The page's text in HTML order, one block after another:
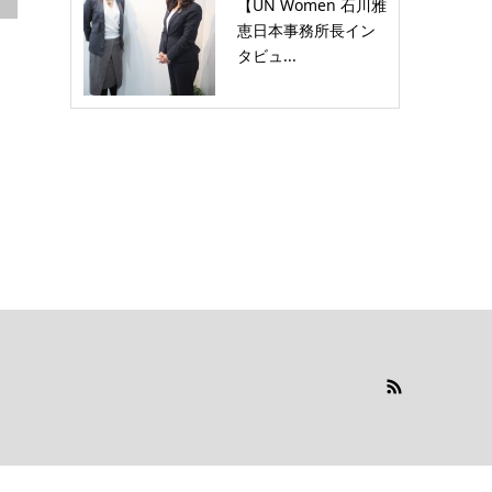
【UN Women 石川雅
恵日本事務所長イン
タビュ...